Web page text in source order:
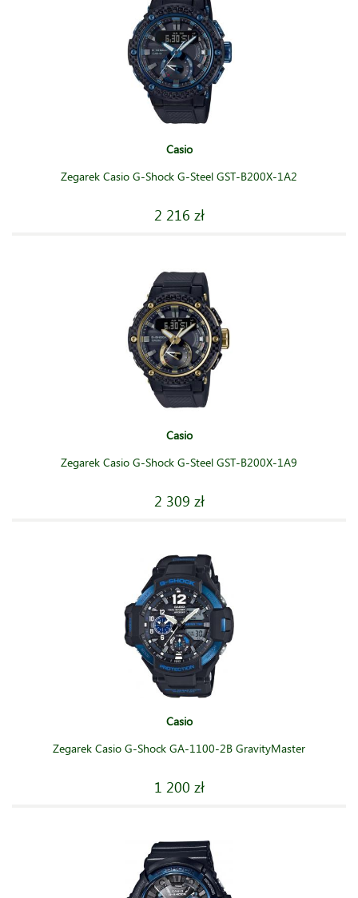
Casio
Zegarek Casio G-Shock G-Steel GST-B200X-1A2
2 216 zł
Casio
Zegarek Casio G-Shock G-Steel GST-B200X-1A9
2 309 zł
Casio
Zegarek Casio G-Shock GA-1100-2B GravityMaster
1 200 zł